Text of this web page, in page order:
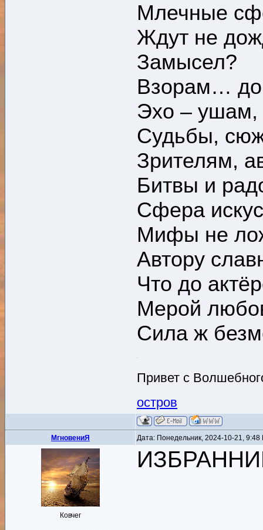
Млечные
Ждут не
Замысел?
Взорам…
Эхо – ушам,
Судьбы,
Зрителям,
Битвы и
Сфера
Мифы не
Автору
Что до
Мерой
Сила ж
Привет с
остров
MгновениЯ Дата: Понедельник, 2024-10-21,
Ковчег